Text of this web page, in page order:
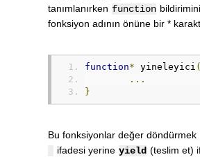
tanımlanırken function
fonksiyon adının önüne bir *
function* yineleyici
...
}
Bu fonksiyonlar değer döndürmek
ifadesi yerine yield (teslim et)